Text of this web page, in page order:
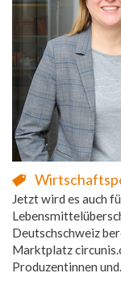
Jetzt wird es auch
Deutschschweiz
Marktplatz
Produzentinnen